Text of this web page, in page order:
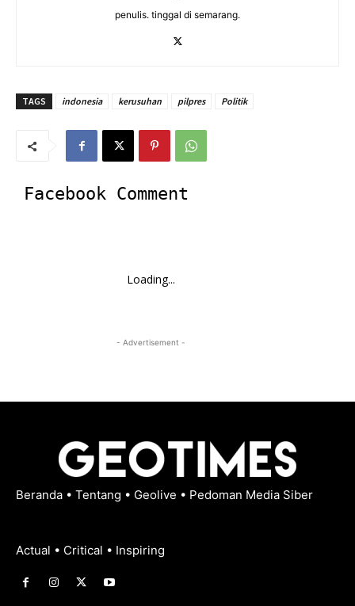
penulis. tinggal di semarang.
TAGS indonesia kerusuhan pilpres Politik
Facebook Comment
Loading...
- Advertisement -
Beranda • Tentang • Geolive • Pedoman Media Siber
Actual • Critical • Inspiring